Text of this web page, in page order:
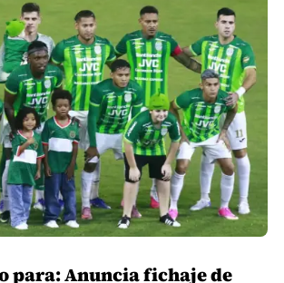
para: Anuncia fichaje de